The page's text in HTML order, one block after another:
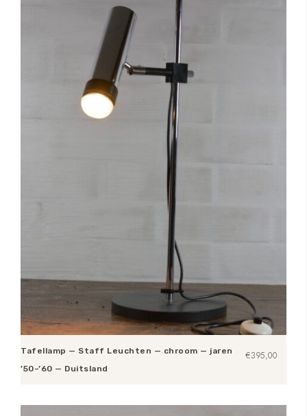
Tafellamp — Staff Leuchten — chroom — jaren
’50–’60 — Duitsland
€395,00